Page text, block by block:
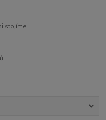
stojíme.